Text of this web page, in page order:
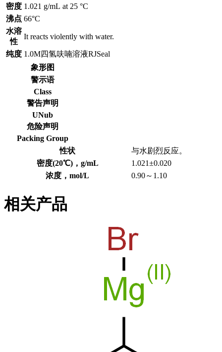
密度 1.021 g/mL at 25 °C
沸点 66°C
水溶
性
It reacts violently with water.
纯度 1.0M四氢呋喃溶液RJSeal
象形图
警示语
Class
警告声明
UNub
危险声明
Packing Group
性状
与水剧烈反应。
密度(20℃)，g/mL
1.021±0.020
浓度，mol/L
0.90～1.10
相关产品